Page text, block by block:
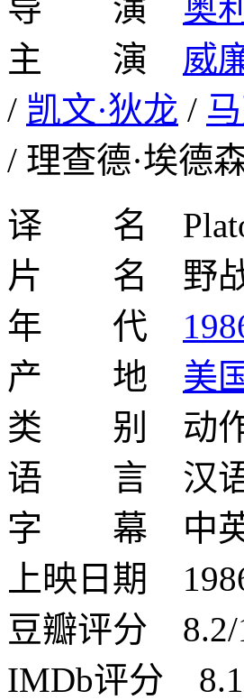
导 演 奥
主 演 威
/ 凯文·狄龙 /
/ 理查德·埃德
译 名
片 名 野
年 代
产 地 美
类 别 动作/
语 言 汉语
字 幕 中英
上映日期
豆瓣评分 8.2/
IMDb评分 8.1/